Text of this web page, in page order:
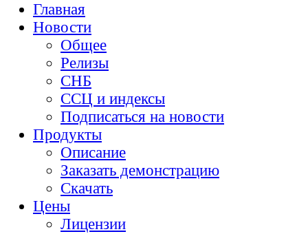
Главная
Новости
Общее
Релизы
СНБ
ССЦ и индексы
Подписаться на новости
Продукты
Описание
Заказать демонстрацию
Скачать
Цены
Лицензии